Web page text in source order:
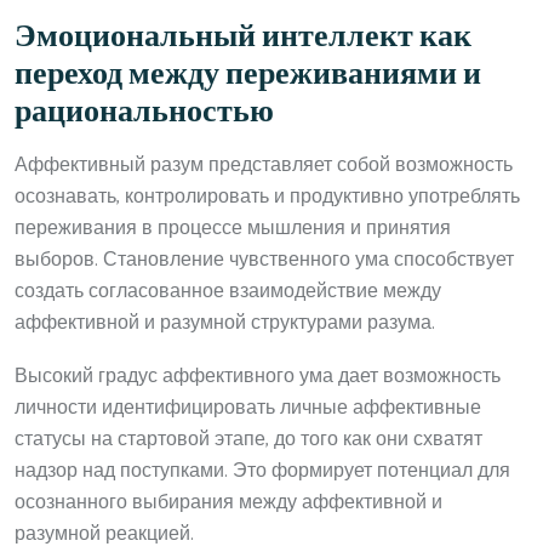
Эмоциональный интеллект как
переход между переживаниями и
рациональностью
Аффективный разум представляет собой возможность
осознавать, контролировать и продуктивно употреблять
переживания в процессе мышления и принятия
выборов. Становление чувственного ума способствует
создать согласованное взаимодействие между
аффективной и разумной структурами разума.
Высокий градус аффективного ума дает возможность
личности идентифицировать личные аффективные
статусы на стартовой этапе, до того как они схватят
надзор над поступками. Это формирует потенциал для
осознанного выбирания между аффективной и
разумной реакцией.